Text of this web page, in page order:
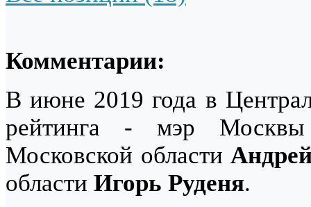
Комментарии:
В июне 2019 года в
рейтинга - мэр
Московской области
области Игорь Руденя.